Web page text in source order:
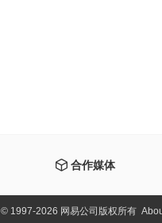
合作媒体
©1997-2026 网易公司版权所有